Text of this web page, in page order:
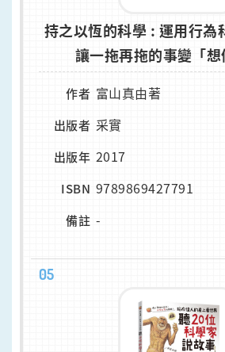
持之以恆的科學 : 運用行為
讓一拖再拖的事變「想
作者 富山真由著
出版者 采實
出版年 2017
ISBN 9789869427791
備註 -
05